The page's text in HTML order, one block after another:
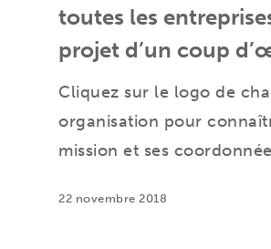
toutes les
projet d’un coup
Cliquez sur le logo de
organisation pour
mission et ses
22 novembre 2018